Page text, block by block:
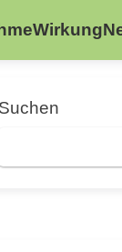
Wirkung
Suchen